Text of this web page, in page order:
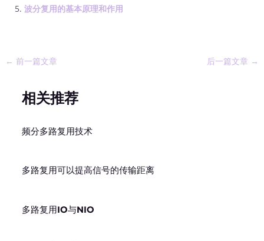
波分复用的基本原理和作用
← 前一篇文章 后一篇文章 →
相关推荐
频分多路复用技术
多路复用可以提高信号的传输距离
多路复用IO与NIO